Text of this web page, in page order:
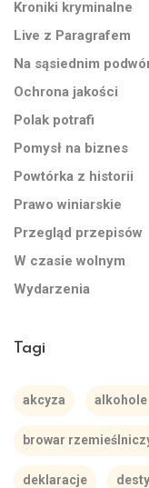
Kroniki kryminalne
Live z Paragrafem
Na sąsiednim
Ochrona jakości
Polak potrafi
Pomysł na biznes
Powtórka z historii
Prawo winiarskie
Przegląd przepisów
W czasie wolnym
Wydarzenia
Tagi
akcyza
browar
deklaracje